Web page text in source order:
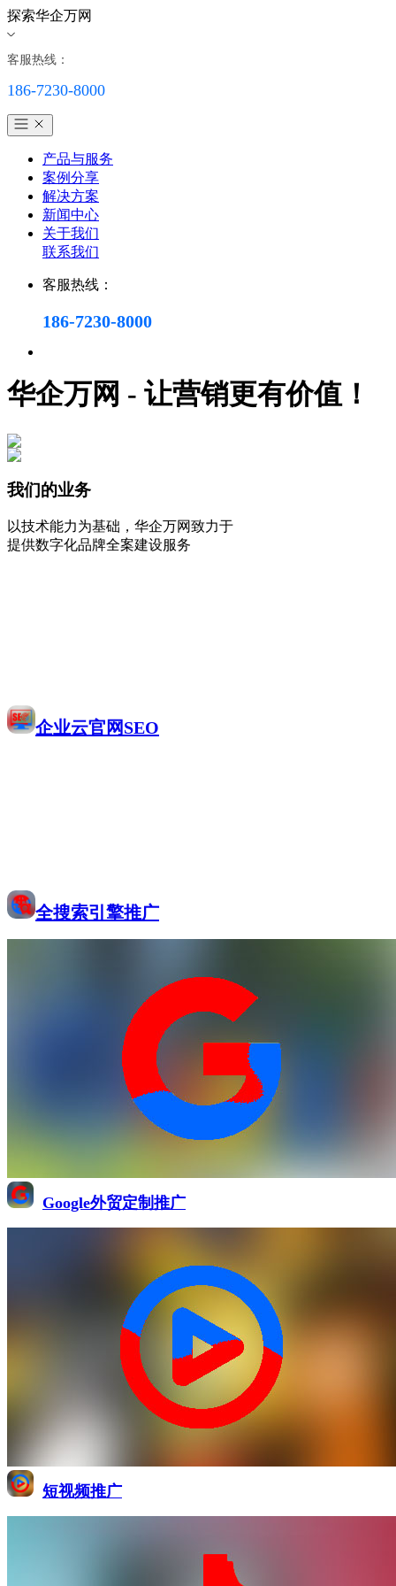
探索华企万网
客服热线：
186-7230-8000
产品与服务
案例分享
解决方案
新闻中心
关于我们
联系我们
客服热线：
186-7230-8000
华企万网 - 让营销更有价值！
我们的业务
以技术能力为基础，华企万网致力于
提供数字化品牌全案建设服务
企业云官网SEO
全搜索引擎推广
Google外贸定制推广
短视频推广